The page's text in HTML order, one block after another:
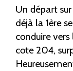
Un départ
déjà la 1ère
conduire
cote 204,